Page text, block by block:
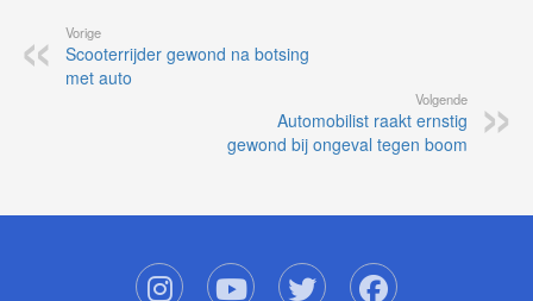
Vorige
Scooterrijder gewond na botsing
met auto
Volgende
Automobilist raakt ernstig
gewond bij ongeval tegen boom